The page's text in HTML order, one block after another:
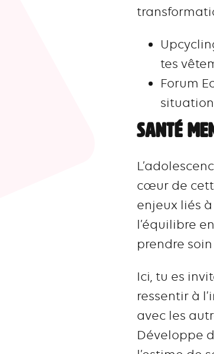
tes
Forum
SANTÉ
cœur de
enjeux liés
l’équilibre
prendre
Ici, tu es
ressentir à
avec les
Développe